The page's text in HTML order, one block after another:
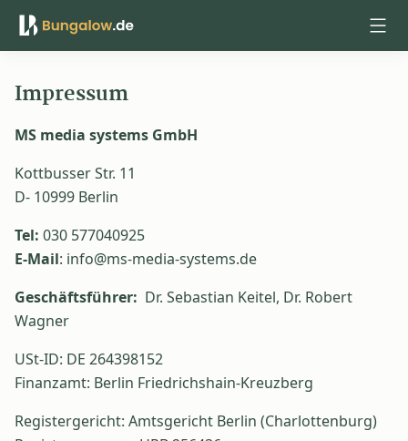
Impressum
MS media systems GmbH
Kottbusser Str. 11
D- 10999 Berlin
Tel: 030 577040925
E-Mail: info@ms-media-systems.de
Geschäftsführer: Dr. Sebastian Keitel, Dr. Robert
Wagner
USt-ID: DE 264398152
Finanzamt: Berlin Friedrichshain-Kreuzberg
Registergericht: Amtsgericht Berlin (Charlottenburg)